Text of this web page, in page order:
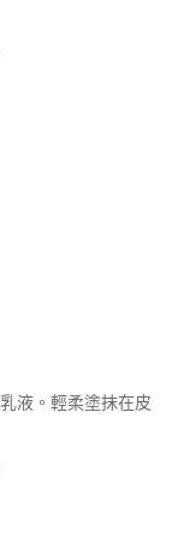
液。輕柔塗抹在皮